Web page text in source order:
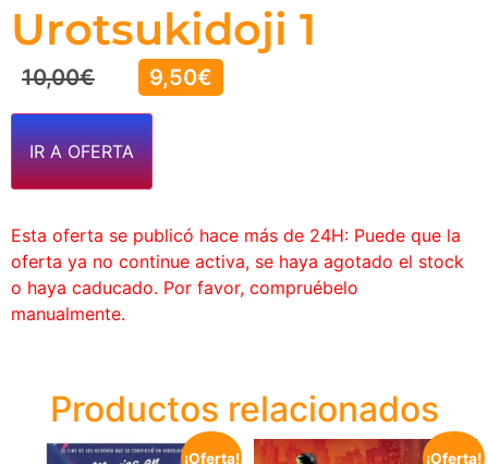
Urotsukidoji 1
10,00€ 9,50€
IR A OFERTA
Esta oferta se publicó hace más de 24H: Puede que la
oferta ya no continue activa, se haya agotado el stock
o haya caducado. Por favor, compruébelo
manualmente.
Productos relacionados
¡Oferta! ¡Oferta!